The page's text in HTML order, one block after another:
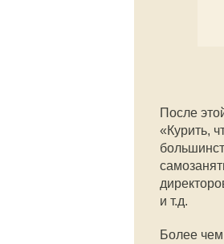
После
«Курить,
и т.д.
Более